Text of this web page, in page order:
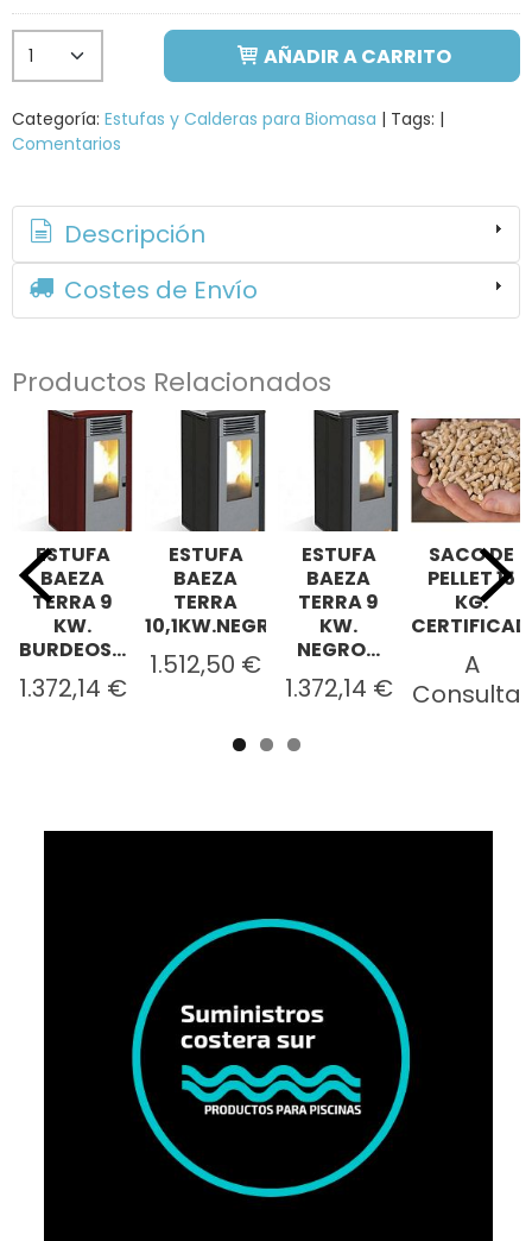
AÑADIR A CARRITO
Categoría: Estufas y Calderas para Biomasa | Tags: |
Comentarios
Descripción
Costes de Envío
Productos Relacionados
ESTUFA
BAEZA
TERRA 9
KW.
BURDEOS...
1.372,14 €
ESTUFA
BAEZA
TERRA
10,1KW.NEGRO...
1.512,50 €
ESTUFA
BAEZA
TERRA 9
KW.
NEGRO...
1.372,14 €
SACO DE
PELLET 15
KG.
A
Consultar